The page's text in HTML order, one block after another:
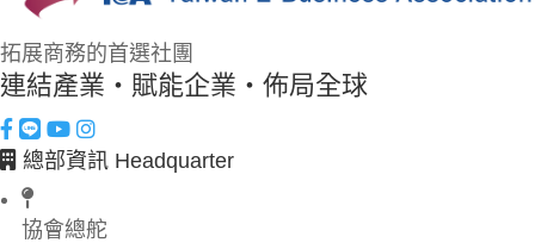
拓展商務的首選社團
連結產業・賦能企業・佈局全球
總部資訊 Headquarter
協會總舵